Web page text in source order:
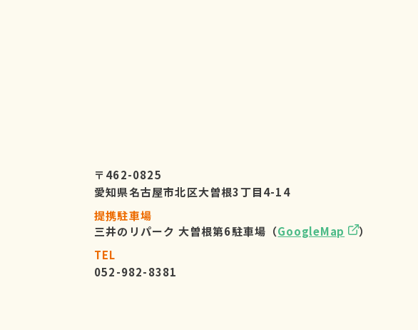
〒462-0825
愛知県名古屋市北区大曽根3丁目4-14
提携駐車場
三井のリパーク 大曽根第6駐車場（GoogleMap
）
TEL
052-982-8381